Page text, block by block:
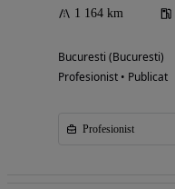
1 164 km
Bucuresti (Bucuresti)
Profesionist • Publicat
Profesionist